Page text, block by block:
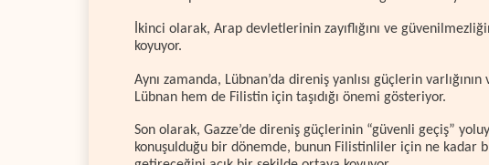
İkinci olarak, Arap devletlerinin zayıflığını ve
koyuyor.
Aynı zamanda, Lübnan’da direniş yanlısı güçlerin
Lübnan hem de Filistin için taşıdığı önemi gösteriyor.
Son olarak, Gazze’de direniş güçlerinin “güvenli geçiş”
konuşulduğu bir dönemde, bunun Filistinliler için ne kadar